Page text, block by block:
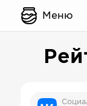
Меню